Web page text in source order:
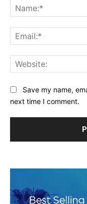
Save my name,
next time I comment.